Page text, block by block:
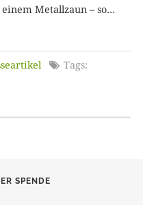
Metallzaun – so…
Tags:
SPENDE